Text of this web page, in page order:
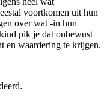
voortkomen uit hun
over wat -in hun
pik je dat onbewust
en waardering te krijgen.